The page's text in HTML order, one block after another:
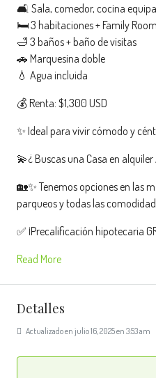
🛋️ Sala, comedor, cocina
🛏️ 3 habitaciones + Family Room
🛁 3 baños + baño de visitas
🚗 Marquesina doble
💧 Agua incluida
💰 Renta: $1,300 USD
✨ Ideal para vivir cómodo y
💫¿ Buscas una Casa en
🏡✨ Tenemos opciones en las
parqueos y todas las
✅ ¡Precalificación hipotecaria
Read More
Detalles
Actualizado en julio 16, 2025 en 3:53 am